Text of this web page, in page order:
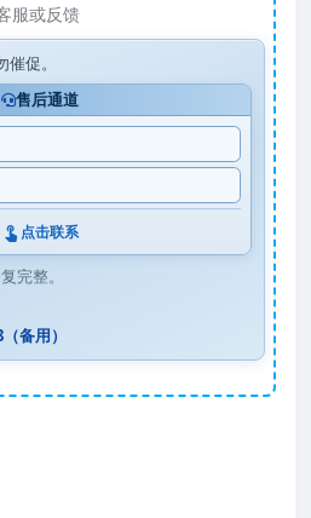
服或反馈
促。
售后通道
点击联系
完整。
备用）